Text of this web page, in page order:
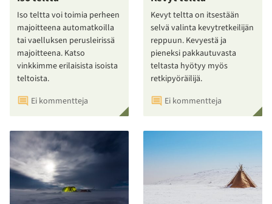
Iso teltta voi toimia perheen
majoitteena automatkoilla
tai vaelluksen perusleirissä
majoitteena. Katso
vinkkimme erilaisista isoista
teltoista.
Ei kommentteja
Kevyt teltta on itsestään
selvä valinta kevytretkeilijän
reppuun. Kevyestä ja
pieneksi pakkautuvasta
teltasta hyötyy myös
retkipyöräilijä.
Ei kommentteja